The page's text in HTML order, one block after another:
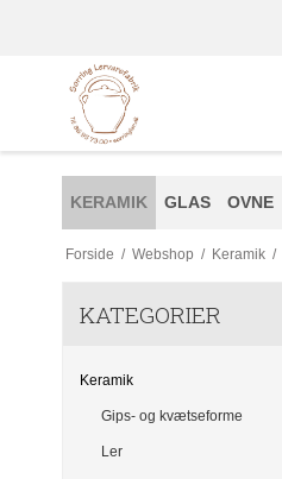
KERAMIK GLAS OVNE
Forside / Webshop / Keramik /
KATEGORIER
Keramik
Gips- og kvætseforme
Ler